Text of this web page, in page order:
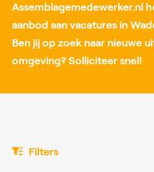
Assemblagemedewerker.nl
aanbod aan vacatures in
Ben jij op zoek naar nieuwe
omgeving? Solliciteer snel!
Filters